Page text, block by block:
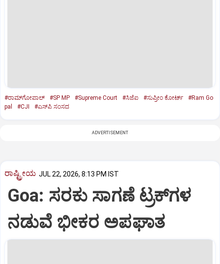
#ರಾಮ್‌ಗೋಪಾಲ್‌ #SP MP #Supreme Court #ಸಿಜೆಐ #ಸುಪ್ರೀಂ ಕೋರ್ಟ್‌
#Ram Go
pal
#CJI #ಎಸ್‌ಪಿ ಸಂಸದ
ADVERTISEMENT
ರಾಷ್ಟ್ರೀಯ JUL 22, 2026, 8:13 PM IST
Goa: ಸರಕು ಸಾಗಣೆ ಟ್ರಕ್‌ಗಳ
ನಡುವೆ ಭೀಕರ ಅಪಘಾತ